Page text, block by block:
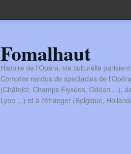
Fomalhaut
Histoire de l'Opéra, vie culturelle
Comptes rendus de spectacles de
(Châtelet, Champs Élysées, Odéon ...),
Lyon ...) et à l'étranger (Belgique,